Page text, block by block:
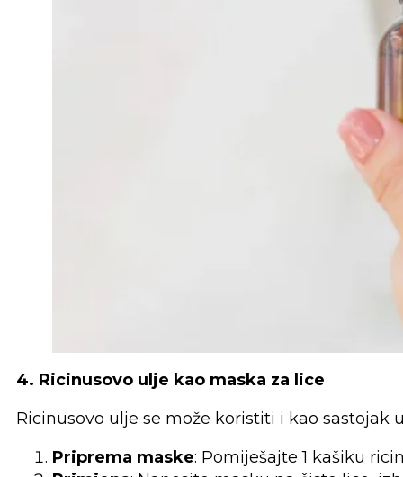
4. Ricinusovo ulje kao maska za lice
Ricinusovo ulje se može koristiti i kao sastojak
Priprema maske: Pomiješajte 1 kašiku